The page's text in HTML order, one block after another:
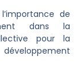
de
dans la
pour la